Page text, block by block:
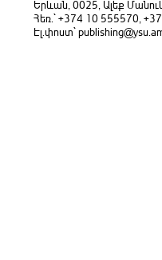
Երևան, 0025, Ալեք
Հեռ.` +374 10 555570,
Էլ.փոստ`